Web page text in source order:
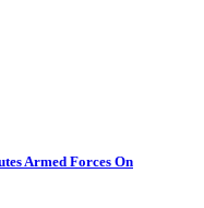
Armed Forces On